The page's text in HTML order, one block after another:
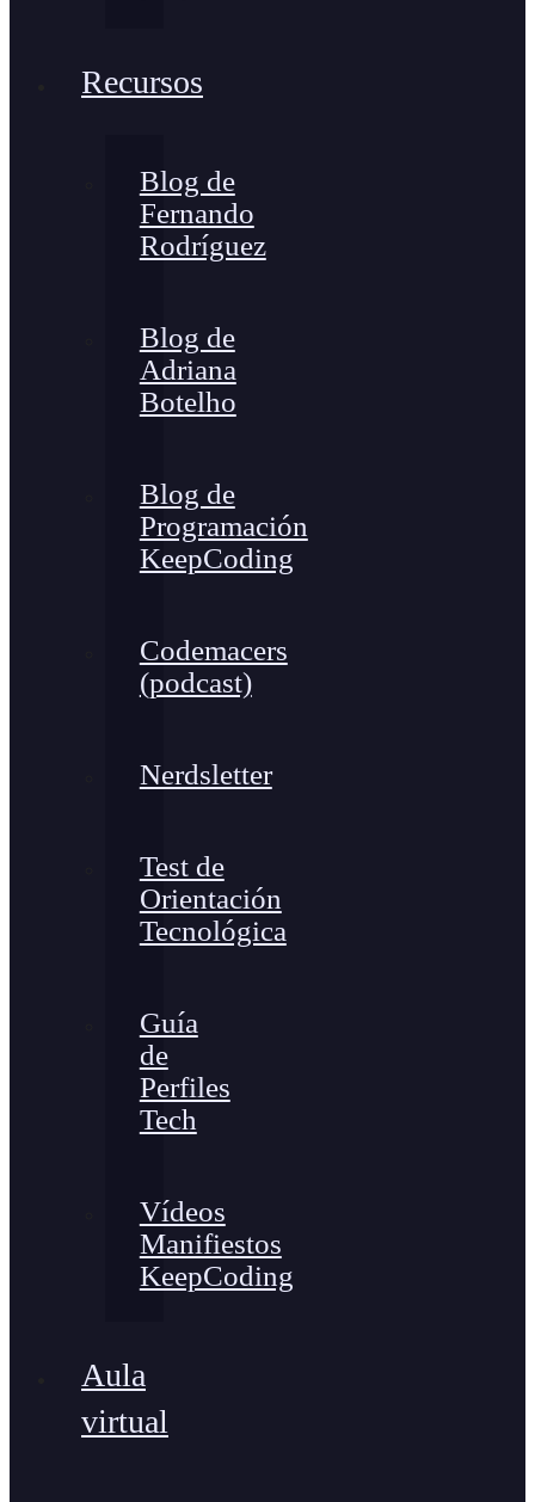
Recursos
Blog de
Fernando
Rodríguez
Blog de
Adriana
Botelho
Blog de
Programación
KeepCoding
Codemacers
(podcast)
Nerdsletter
Test de
Orientación
Tecnológica
Guía
de
Perfiles
Tech
Vídeos
Manifiestos
KeepCoding
Aula
virtual